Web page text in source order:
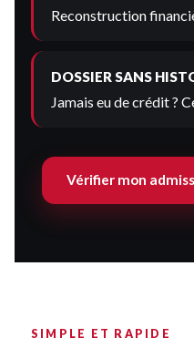
Reconstruction
DOSSIER SANS
Jamais eu de crédit ?
Vérifier mon
SIMPLE ET RAPIDE